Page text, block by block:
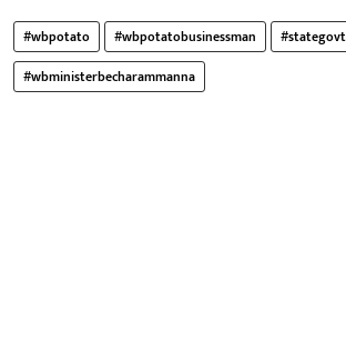
#wbpotato #wbpotatobusinessman
#stategovt
#wbministerbecharammanna